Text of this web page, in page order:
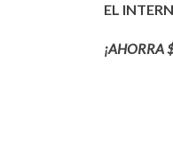
EL
¡AHORRA